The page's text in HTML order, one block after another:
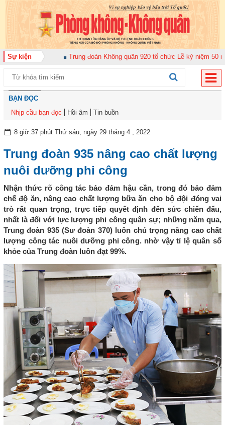
Sự kiện
bộ năm 2026 Trung đoàn Không quân 920 tổ chức Lễ kỷ niệm 50 năm
BẠN ĐỌC
Nhịp cầu bạn đọc
Hồi âm Tin buồn
8 giờ:37 phút Thứ sáu, ngày 29 tháng 4 , 2022
Trung đoàn 935 nâng cao chất lượng
nuôi dưỡng phi công
Nhận thức rõ công tác bảo đảm hậu cần, trong đó bảo đảm
chế độ ăn, nâng cao chất lượng bữa ăn cho bộ đội đóng vai
trò rất quan trọng, trực tiếp quyết định đến sức chiến đấu,
nhất là đối với lực lượng phi công quân sự; những năm qua,
Trung đoàn 935 (Sư đoàn 370) luôn chú trọng nâng cao chất
lượng công tác nuôi dưỡng phi công. nhờ vậy tỉ lệ quân số
khỏe của Trung đoàn luôn đạt 99%.